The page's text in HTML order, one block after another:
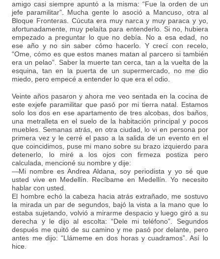
amigo casi siempre apuntó a la misma: “Fue la orden de un
jefe paramilitar”. Mucha gente lo asoció a Mancuso, otra al
Bloque Fronteras. Cúcuta era muy narca y muy paraca y yo,
afortunadamente, muy pelaíta para entenderlo. Si no, hubiera
empezado a preguntar lo que no debía. No a esa edad, no
ese año y no sin saber cómo hacerlo. Y crecí con recelo,
“Ome, cómo es que estos manes matan al parcero si también
era un pelao”. Saber la muerte tan cerca, tan a la vuelta de la
esquina, tan en la puerta de un supermercado, no me dio
miedo, pero empecé a entender lo que era el odio.
Veinte años pasaron y ahora me veo sentada en la cocina de
este exjefe paramilitar que pasó por mi tierra natal. Estamos
solo los dos en ese apartamento de tres alcobas, dos baños,
una metralleta en el suelo de la habitación principal y pocos
muebles. Semanas atrás, en otra ciudad, lo vi en persona por
primera vez y le cerré el paso a la salida de un evento en el
que coincidimos, puse mi mano sobre su brazo izquierdo para
detenerlo, lo miré a los ojos con firmeza postiza pero
calculada, mencioné su nombre y dije:
—Mi nombre es Andrea Aldana, soy periodista y yo sé que
usted vive en Medellín. Recíbame en Medellín. Yo necesito
hablar con usted.
El hombre echó la cabeza hacia atrás extrañado, me sostuvo
la mirada un par de segundos, bajó la vista a la mano que lo
estaba sujetando, volvió a mirarme despacio y luego giró a su
derecha y le dijo al escolta: “Dele mi teléfono”. Segundos
después me quitó de su camino y me pasó por delante, pero
antes me dijo: “Llámeme en dos horas y cuadramos”. Así lo
hice.